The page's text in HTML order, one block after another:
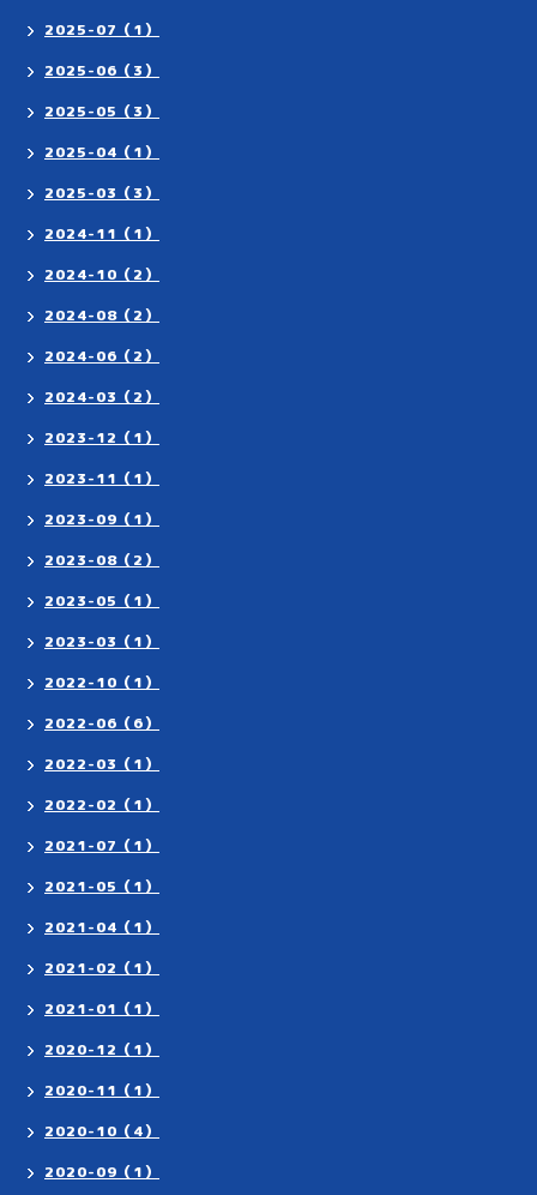
2025-07（1）
2025-06（3）
2025-05（3）
2025-04（1）
2025-03（3）
2024-11（1）
2024-10（2）
2024-08（2）
2024-06（2）
2024-03（2）
2023-12（1）
2023-11（1）
2023-09（1）
2023-08（2）
2023-05（1）
2023-03（1）
2022-10（1）
2022-06（6）
2022-03（1）
2022-02（1）
2021-07（1）
2021-05（1）
2021-04（1）
2021-02（1）
2021-01（1）
2020-12（1）
2020-11（1）
2020-10（4）
2020-09（1）